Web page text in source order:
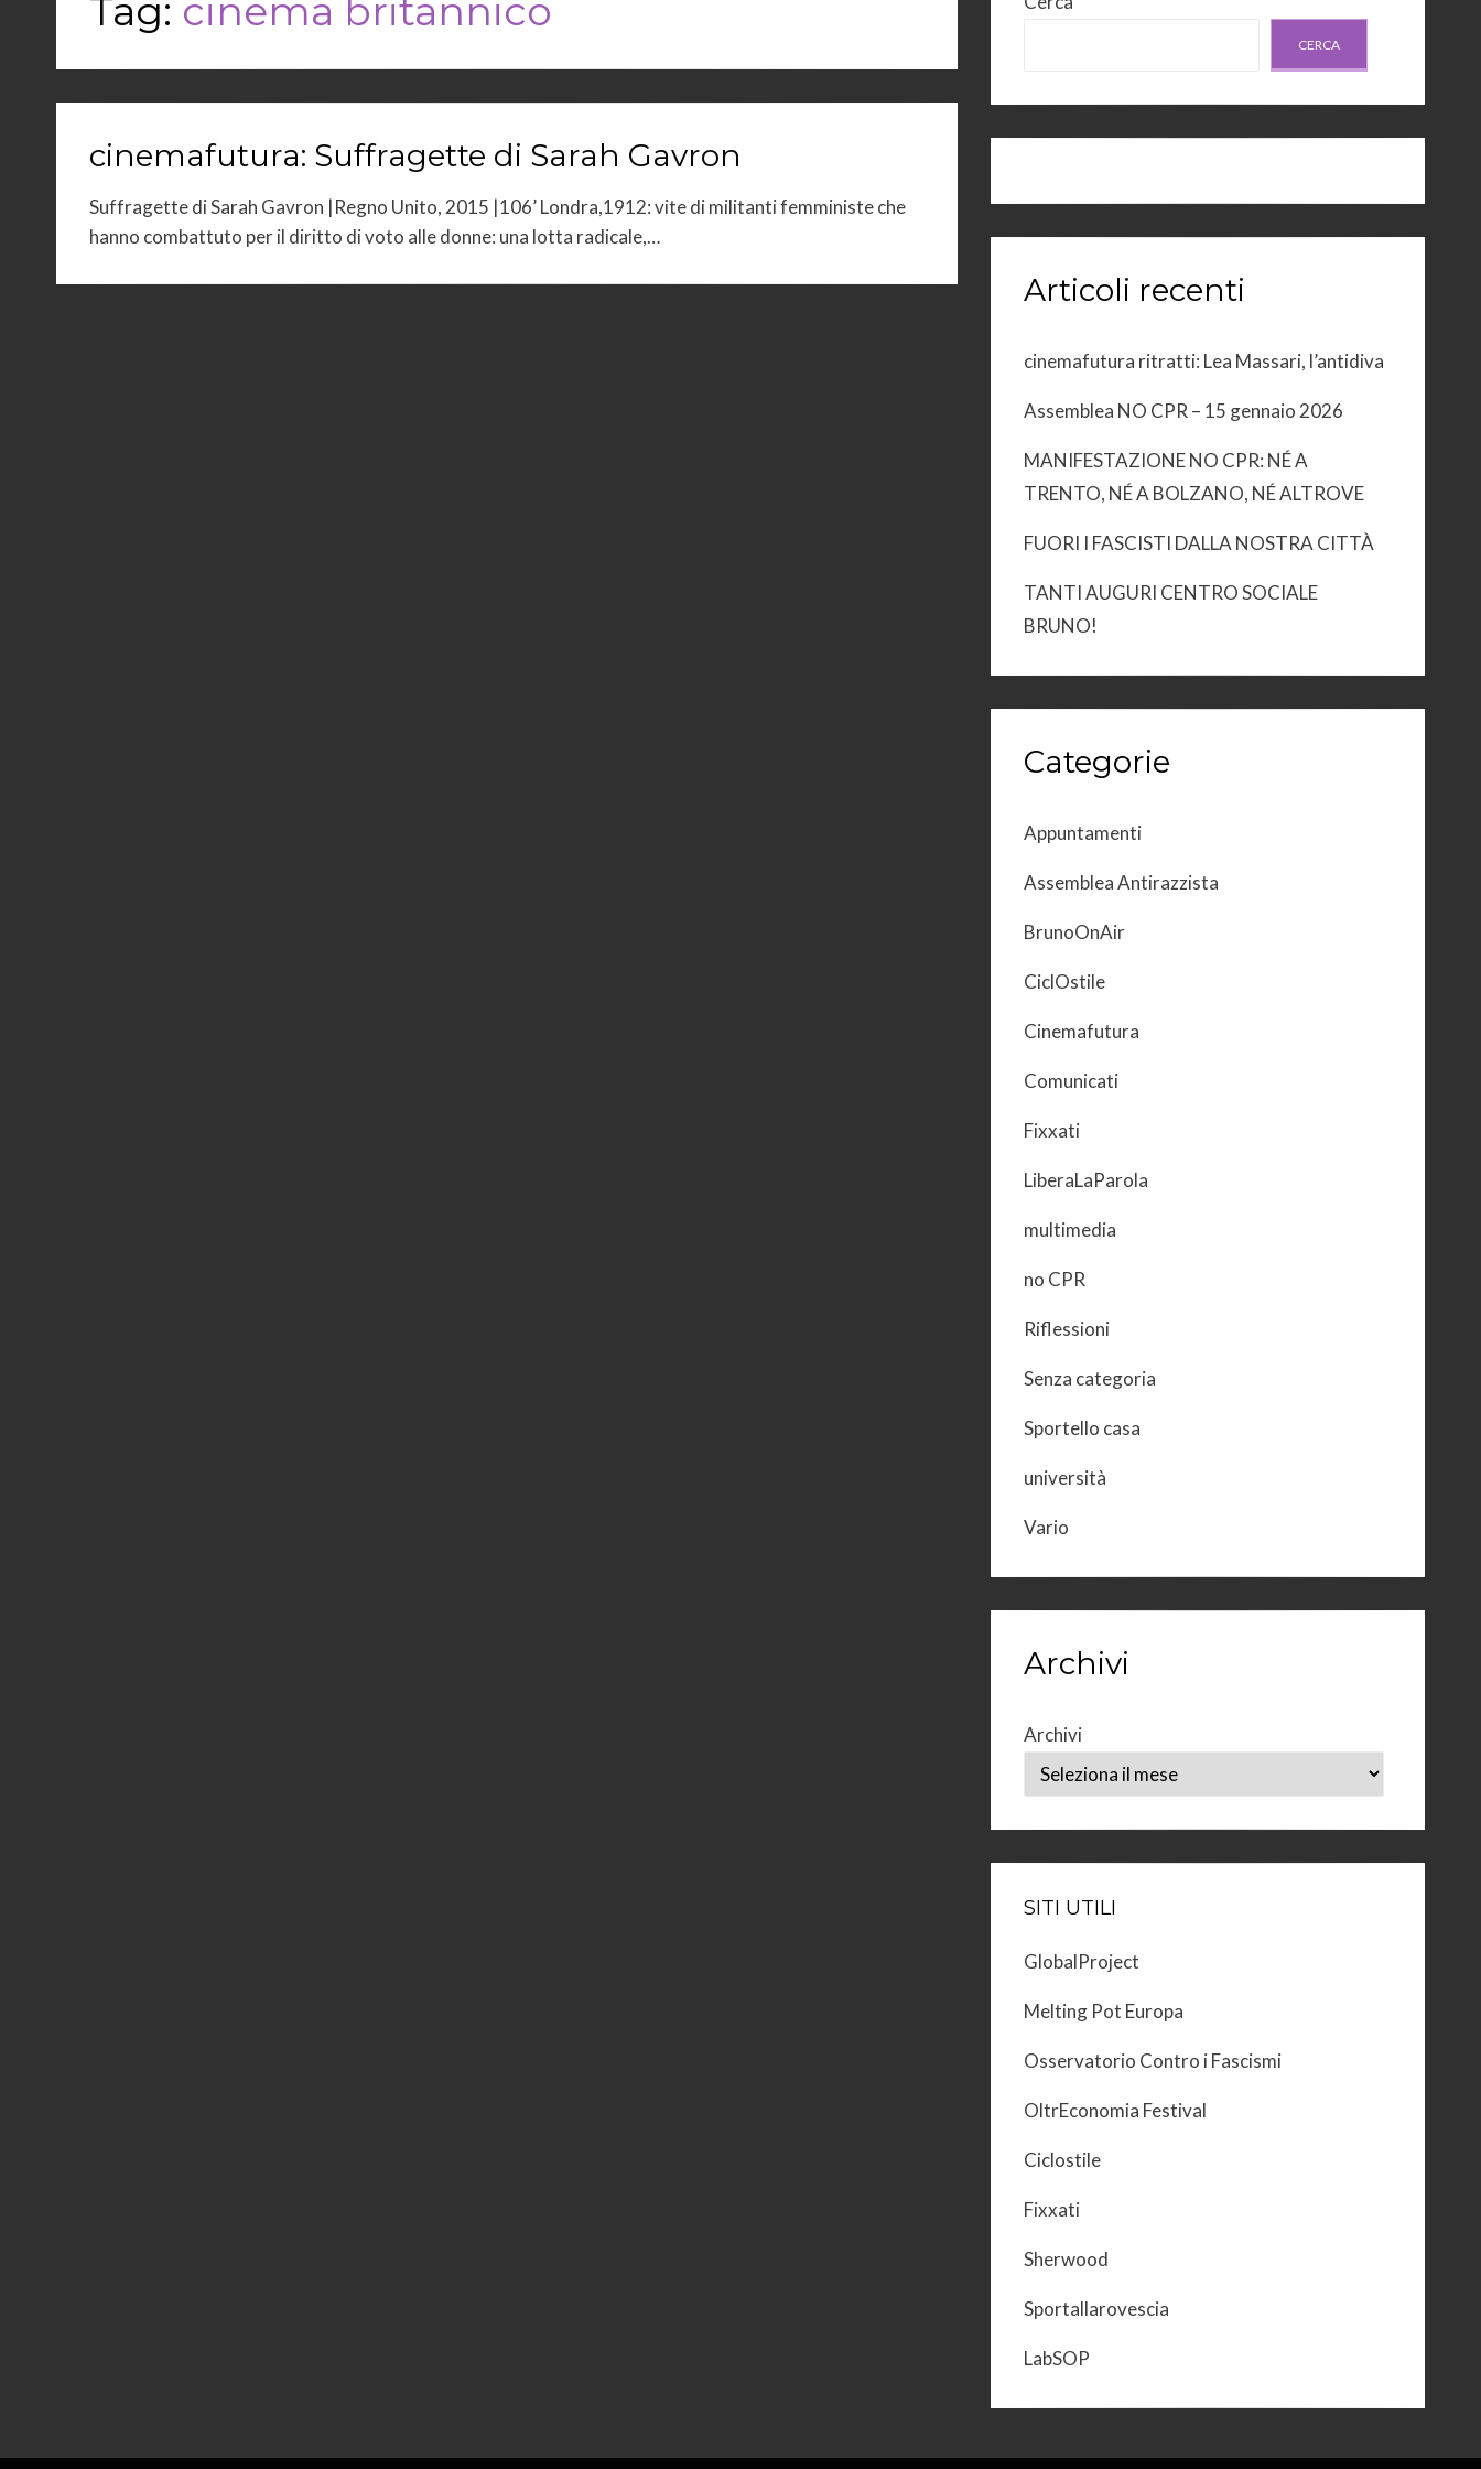
Tag: cinema britannico
cinemafutura: Suffragette di Sarah Gavron
Suffragette di Sarah Gavron |Regno Unito, 2015 |106’ Londra,1912: vite di militanti femministe che
hanno combattuto per il diritto di voto alle donne: una lotta radicale,…
CERCA
Articoli recenti
cinemafutura ritratti: Lea Massari, l’antidiva
Assemblea NO CPR – 15 gennaio 2026
MANIFESTAZIONE NO CPR: NÉ A
TRENTO, NÉ A BOLZANO, NÉ ALTROVE
FUORI I FASCISTI DALLA NOSTRA CITTÀ
TANTI AUGURI CENTRO SOCIALE
BRUNO!
Categorie
Appuntamenti
Assemblea Antirazzista
BrunoOnAir
CiclOstile
Cinemafutura
Comunicati
Fixxati
LiberaLaParola
multimedia
no CPR
Riflessioni
Senza categoria
Sportello casa
università
Vario
Archivi
Archivi
SITI UTILI
GlobalProject
Melting Pot Europa
Osservatorio Contro i Fascismi
OltrEconomia Festival
Ciclostile
Fixxati
Sherwood
Sportallarovescia
LabSOP